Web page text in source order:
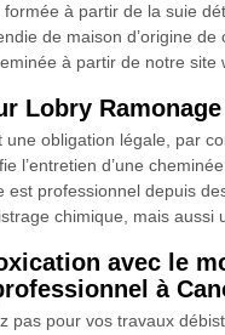
à partir de la suie
de maison d’origine
à partir de notre site
Lobry
une obligation légale, par
l’entretien d’une
est professionnel depuis
chimique, mais aussi
avec le
à
pas pour vos travaux